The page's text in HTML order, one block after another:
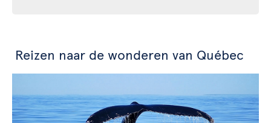
Reizen naar de wonderen van Québec